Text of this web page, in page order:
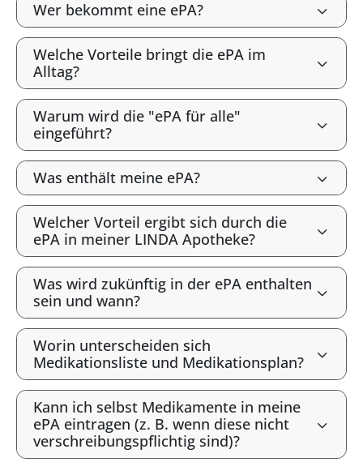
Wer bekommt eine ePA?
Welche Vorteile bringt die ePA im
Alltag?
Warum wird die "ePA für alle"
eingeführt?
Was enthält meine ePA?
Welcher Vorteil ergibt sich durch die
ePA in meiner LINDA Apotheke?
Was wird zukünftig in der ePA enthalten
sein und wann?
Worin unterscheiden sich
Medikationsliste und Medikationsplan?
Kann ich selbst Medikamente in meine
ePA eintragen (z. B. wenn diese nicht
verschreibungspflichtig sind)?